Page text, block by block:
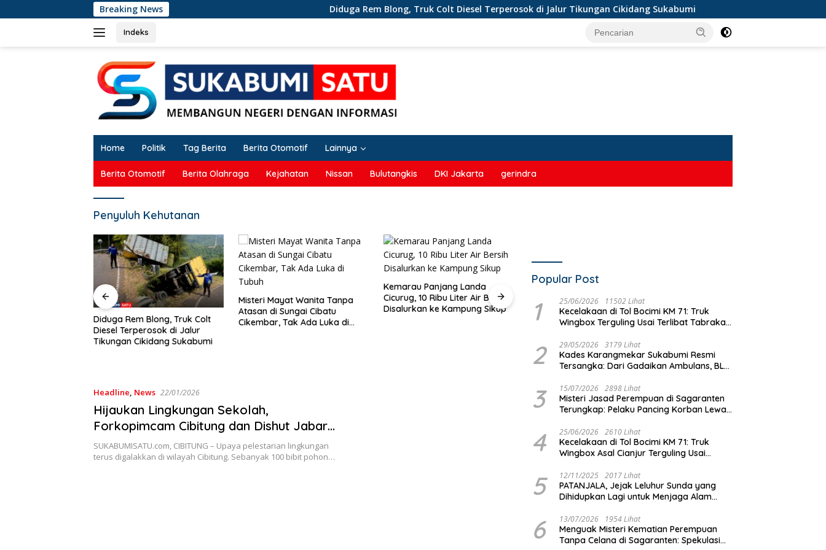
ke
Breaking News Diduga Rem Blong, Truk Colt Diesel Terperosok di Jalur Tikungan Cikidang Sukabumi
Indeks
Home Politik Tag Berita Berita Otomotif Lainnya
Berita Otomotif Berita Olahraga Kejahatan Nissan Bulutangkis DKI Jakarta gerindra
Penyuluh Kehutanan
Diduga Rem Blong, Truk Colt
Diesel Terperosok di Jalur
Tikungan Cikidang Sukabumi
Misteri Mayat Wanita Tanpa
Atasan di Sungai Cibatu
Cikembar, Tak Ada Luka di
Kemarau Panjang Landa
Cicurug, 10 Ribu Liter Air Bersih
Disalurkan ke Kampung Sikup
Ahmad Hidayat Raih Suara
Terbanyak dan Pimpin MW
KAHMI Jabar, Ini 7 Presidium
Tiang Telkom di Cidahu Miring
Parah, Kabel Semrawut
Headline, News 22/01/2026
Hijaukan Lingkungan Sekolah,
Forkopimcam Cibitung dan Dishut Jabar
Tanam 100 Pohon Buah di SMPN 2
SUKABUMISATU.com, CIBITUNG – Upaya pelestarian lingkungan
terus digalakkan di wilayah Cibitung. Sebanyak 100 bibit pohon…
Popular Post
1 25/06/2026 11502 Lihat
Kecelakaan di Tol Bocimi KM 71: Truk
Wingbox Terguling Usai Terlibat Tabrakan
2 29/05/2026 3179 Lihat
Kades Karangmekar Sukabumi Resmi
Tersangka: Dari Gadaikan Ambulans, BLT
3 15/07/2026 2898 Lihat
Misteri Jasad Perempuan di Sagaranten
Terungkap: Pelaku Pancing Korban Lewat
4 25/06/2026 2610 Lihat
Kecelakaan di Tol Bocimi KM 71: Truk
Wingbox Asal Cianjur Terguling Usai
RS Sekarwangi
5 12/11/2025 2017 Lihat
PATANJALA, Jejak Leluhur Sunda yang
Dihidupkan Lagi untuk Menjaga Alam
6 13/07/2026 1954 Lihat
Menguak Misteri Kematian Perempuan
Tanpa Celana di Sagaranten: Spekulasi